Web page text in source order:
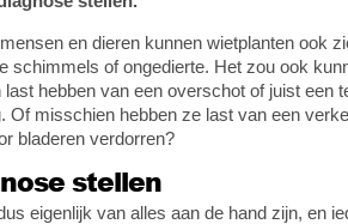
en dieren kunnen wietplanten ook
schimmels of ongedierte. Het zou ook
last hebben van een overschot of juist een
Of misschien hebben ze last van een
bladeren verdorren?
stellen
eigenlijk van alles aan de hand zijn, en